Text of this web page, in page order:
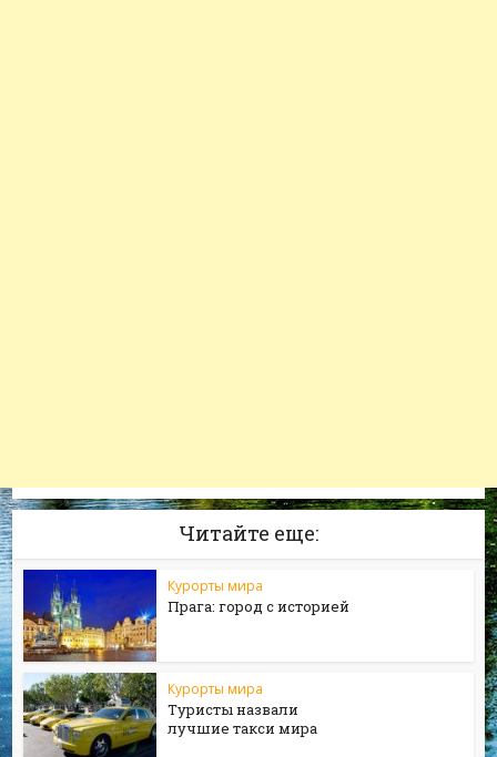
Читайте еще:
Курорты мира
Прага: город с историей
Курорты мира
Туристы назвали
лучшие такси мира